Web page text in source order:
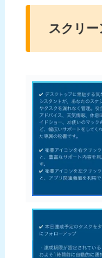
スクリー